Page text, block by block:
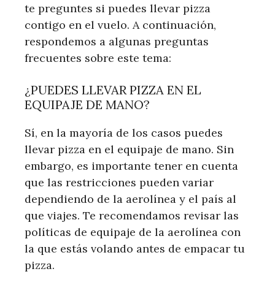
te preguntes si puedes llevar pizza
contigo en el vuelo. A continuación,
respondemos a algunas preguntas
frecuentes sobre este tema:
¿PUEDES LLEVAR PIZZA EN EL
EQUIPAJE DE MANO?
Sí, en la mayoría de los casos puedes
llevar pizza en el equipaje de mano. Sin
embargo, es importante tener en cuenta
que las restricciones pueden variar
dependiendo de la aerolínea y el país al
que viajes. Te recomendamos revisar las
políticas de equipaje de la aerolínea con
la que estás volando antes de empacar tu
pizza.